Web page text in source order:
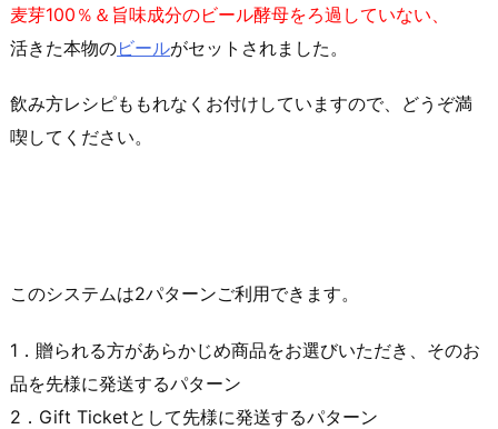
麦芽100％＆旨味成分のビール酵母をろ過していない、
活きた本物のビールがセットされました。
飲み方レシピももれなくお付けしていますので、どうぞ満
喫してください。
このシステムは2パターンご利用できます。
1．贈られる方があらかじめ商品をお選びいただき、そのお
品を先様に発送するパターン
2．Gift Ticketとして先様に発送するパターン